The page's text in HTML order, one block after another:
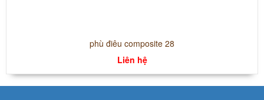
phù điêu composite 28
Liên hệ